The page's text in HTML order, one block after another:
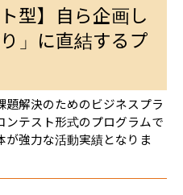
型】自ら企画し
」に直結するプ
解決のためのビジネスプラ
ンテスト形式のプログラムで
が強力な活動実績となりま